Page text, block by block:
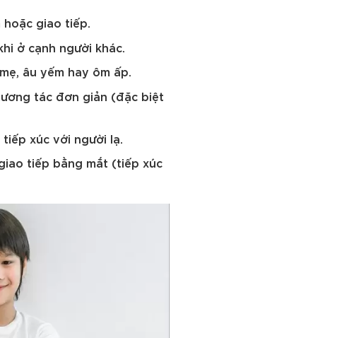
giao tiếp.
ở cạnh người khác.
âu yếm hay ôm ấp.
tác đơn giản (đặc biệt
xúc với người lạ.
tiếp bằng mắt (tiếp xúc